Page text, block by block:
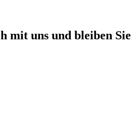
mit uns und bleiben Sie